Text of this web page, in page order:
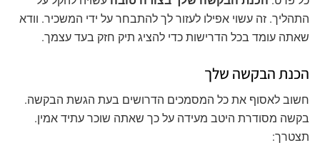
התהליך. זה עשוי אפילו לעזור לך להתבחר על ידי המשכיר. וודא
שאתה עומד בכל הדרישות כדי להציג תיק חזק בעד עצמך.
הכנת הבקשה שלך
חשוב לאסוף את כל המסמכים הדרושים בעת הגשת הבקשה.
בקשה מסודרת היטב מעידה על כך שאתה שוכר עתיד אמין.
תצטרך: